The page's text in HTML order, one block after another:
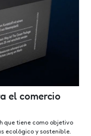
el comercio
que tiene como objetivo
ecológico y sostenible.